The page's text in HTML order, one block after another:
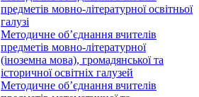
предметів мовно-літературної освітньої
галузі
Методичне об’єднання вчителів
предметів мовно-літературної
(іноземна мова), громадянської та
історичної освітніх галузей
Методичне об’єднання вчителів